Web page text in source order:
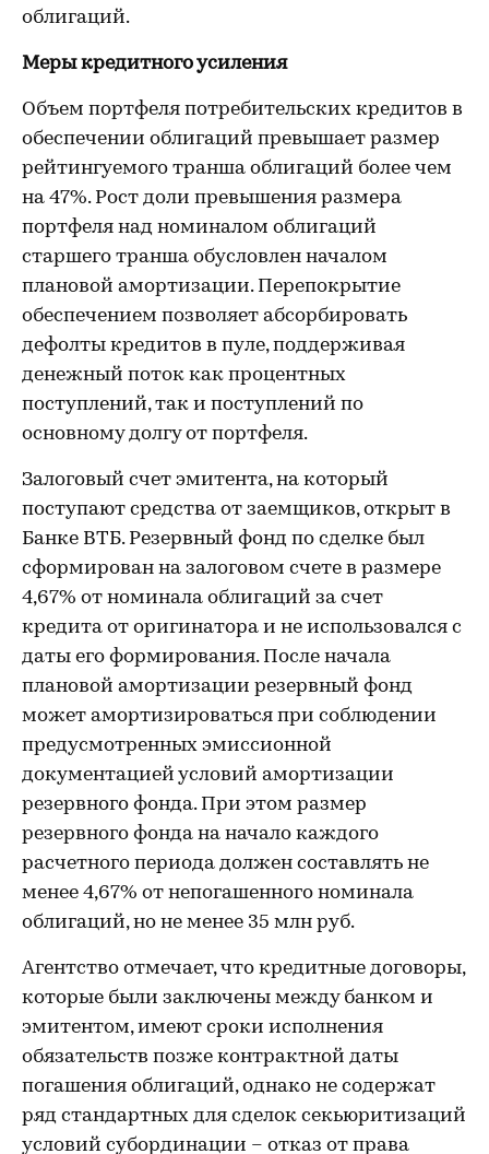
облигаций.
Меры кредитного усиления
Объем портфеля потребительских кредитов в
обеспечении облигаций превышает размер
рейтингуемого транша облигаций более чем
на 47%. Рост доли превышения размера
портфеля над номиналом облигаций
старшего транша обусловлен началом
плановой амортизации. Перепокрытие
обеспечением позволяет абсорбировать
дефолты кредитов в пуле, поддерживая
денежный поток как процентных
поступлений, так и поступлений по
основному долгу от портфеля.
Залоговый счет эмитента, на который
поступают средства от заемщиков, открыт в
Банке ВТБ. Резервный фонд по сделке был
сформирован на залоговом счете в размере
4,67% от номинала облигаций за счет
кредита от оригинатора и не использовался с
даты его формирования. После начала
плановой амортизации резервный фонд
может амортизироваться при соблюдении
предусмотренных эмиссионной
документацией условий амортизации
резервного фонда. При этом размер
резервного фонда на начало каждого
расчетного периода должен составлять не
менее 4,67% от непогашенного номинала
облигаций, но не менее 35 млн руб.
Агентство отмечает, что кредитные договоры,
которые были заключены между банком и
эмитентом, имеют сроки исполнения
обязательств позже контрактной даты
погашения облигаций, однако не содержат
ряд стандартных для сделок секьюритизаций
условий субординации – отказ от права